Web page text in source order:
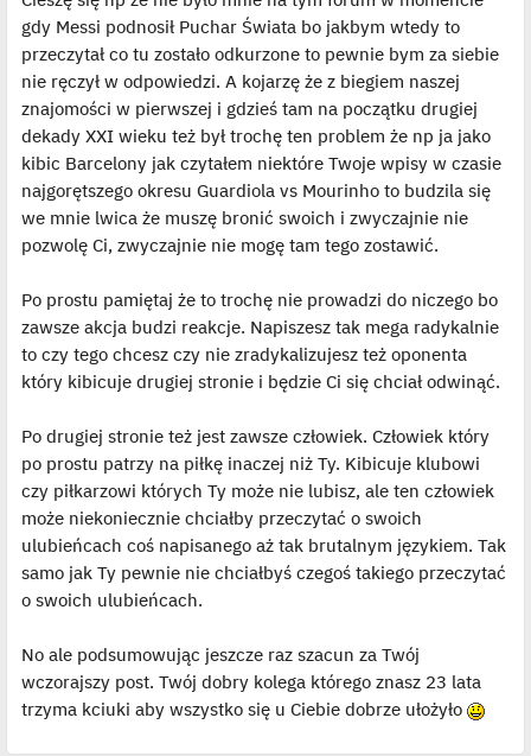
gdy Messi podnosił Puchar Świata bo jakbym wtedy to
przeczytał co tu zostało odkurzone to pewnie bym za siebie
nie ręczył w odpowiedzi. A kojarzę że z biegiem naszej
znajomości w pierwszej i gdzieś tam na początku drugiej
dekady XXI wieku też był trochę ten problem że np ja jako
kibic Barcelony jak czytałem niektóre Twoje wpisy w czasie
najgorętszego okresu Guardiola vs Mourinho to budzila się
we mnie lwica że muszę bronić swoich i zwyczajnie nie
pozwolę Ci, zwyczajnie nie mogę tam tego zostawić.
Po prostu pamiętaj że to trochę nie prowadzi do niczego bo
zawsze akcja budzi reakcje. Napiszesz tak mega radykalnie
to czy tego chcesz czy nie zradykalizujesz też oponenta
który kibicuje drugiej stronie i będzie Ci się chciał odwinąć.
Po drugiej stronie też jest zawsze człowiek. Człowiek który
po prostu patrzy na piłkę inaczej niż Ty. Kibicuje klubowi
czy piłkarzowi których Ty może nie lubisz, ale ten człowiek
może niekoniecznie chciałby przeczytać o swoich
ulubieńcach coś napisanego aż tak brutalnym językiem. Tak
samo jak Ty pewnie nie chciałbyś czegoś takiego przeczytać
o swoich ulubieńcach.
No ale podsumowując jeszcze raz szacun za Twój
wczorajszy post. Twój dobry kolega którego znasz 23 lata
trzyma kciuki aby wszystko się u Ciebie dobrze ułożyło